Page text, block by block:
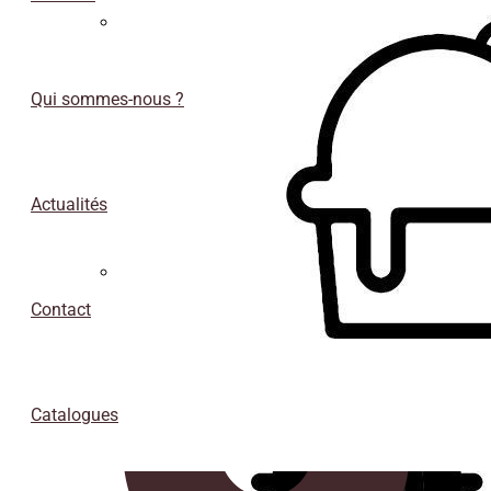
Conteneurs isothermes de porexpan
Qui sommes-nous ?
Actualités
Contact
Catalogues